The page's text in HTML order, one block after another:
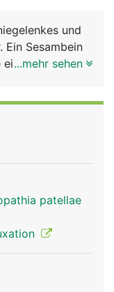
und
Ein Sesambein
eingelagert ist,
zeigend. Sie
der
und
da
die vordere
auch bei
...mehr sehen
patellae